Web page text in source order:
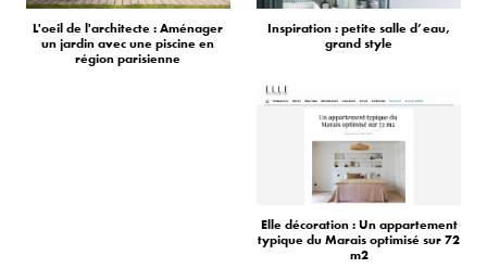
L'oeil de l'architecte : Aménager
un jardin avec une piscine en
région parisienne
Inspiration : petite salle d’eau,
grand style
Elle décoration : Un appartement
typique du Marais optimisé sur 72
m2